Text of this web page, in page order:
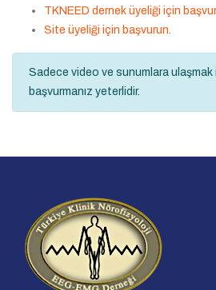
TKNEED dernek üyeliği için
Site üyeliği için başvurun.
Sadece video ve sunumlara
başvurmanız yeterlidir.